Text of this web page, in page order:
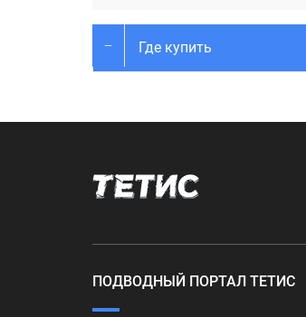
Где купить
ПОДВОДНЫЙ ПОРТАЛ ТЕТИС